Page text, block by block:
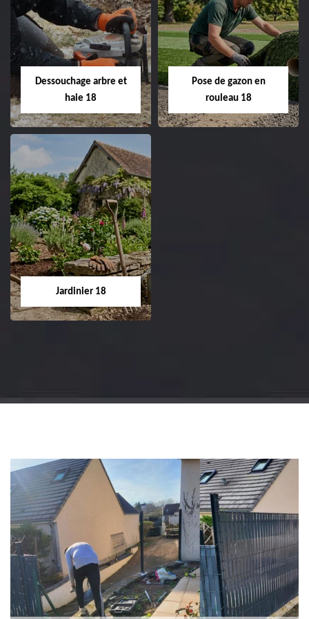
Taille de haie 18
Entreprise taille de haie
18 Cher tel:
02.52.56.49.40
Tonte et réfection
de pelouse 18
Entreprise tonte et
Cher tel: 02.52.56.49.40
Dessouchage arbre et
haie 18
Dessouchage arbre
et haie 18
Entreprise dessouchage
arbre et haie 18 Cher
Pose de gazon en
rouleau 18
Jardinier 18